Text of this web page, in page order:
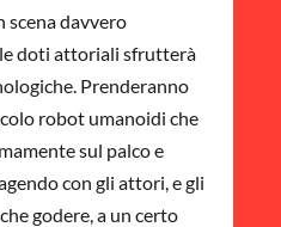
scena davvero
doti attoriali sfrutterà
Prenderanno
robot umanoidi che
sul palco e
con gli attori, e gli
godere, a un certo